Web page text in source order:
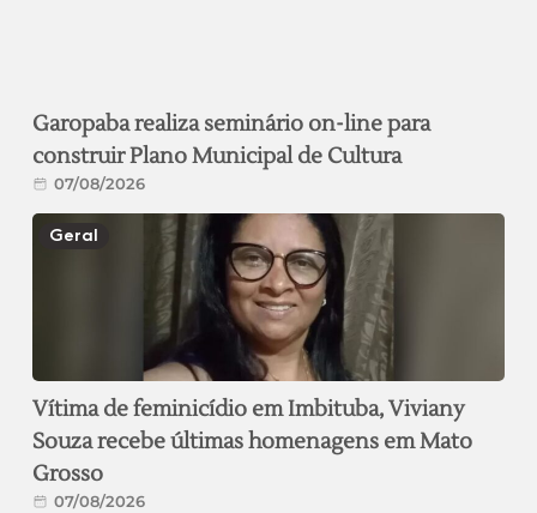
Garopaba realiza seminário on-line para
construir Plano Municipal de Cultura
07/08/2026
Geral
Vítima de feminicídio em Imbituba, Viviany
Souza recebe últimas homenagens em Mato
Grosso
07/08/2026